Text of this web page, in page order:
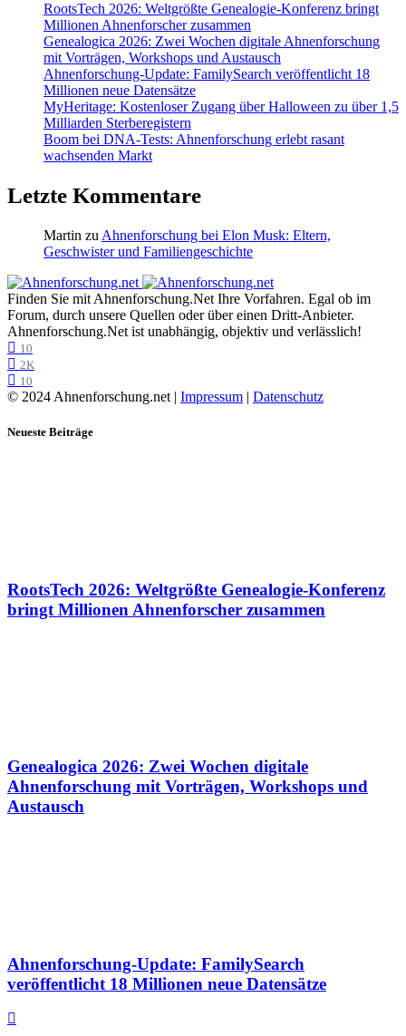
RootsTech 2026: Weltgrößte Genealogie-Konferenz bringt
Millionen Ahnenforscher zusammen
Genealogica 2026: Zwei Wochen digitale Ahnenforschung
mit Vorträgen, Workshops und Austausch
Ahnenforschung-Update: FamilySearch veröffentlicht 18
Millionen neue Datensätze
MyHeritage: Kostenloser Zugang über Halloween zu über 1,5
Milliarden Sterberegistern
Boom bei DNA-Tests: Ahnenforschung erlebt rasant
wachsenden Markt
Letzte Kommentare
Martin zu Ahnenforschung bei Elon Musk: Eltern,
Geschwister und Familiengeschichte
Finden Sie mit Ahnenforschung.Net Ihre Vorfahren. Egal ob im
Forum, durch unsere Quellen oder über einen Dritt-Anbieter.
Ahnenforschung.Net ist unabhängig, objektiv und verlässlich!
10
2K
10
© 2024 Ahnenforschung.net | Impressum | Datenschutz
Neueste Beiträge
RootsTech 2026: Weltgrößte Genealogie-Konferenz
bringt Millionen Ahnenforscher zusammen
Genealogica 2026: Zwei Wochen digitale
Ahnenforschung mit Vorträgen, Workshops und
Austausch
Ahnenforschung-Update: FamilySearch
veröffentlicht 18 Millionen neue Datensätze